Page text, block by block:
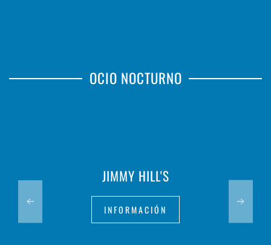
OCIO NOCTURNO
JIMMY HILL'S
INFORMACIÓN